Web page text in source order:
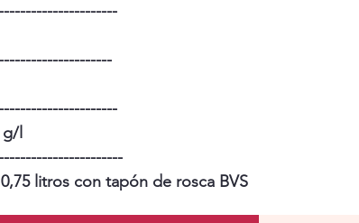
l
litros con tapón de rosca BVS